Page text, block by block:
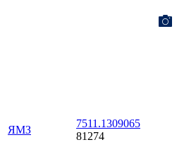
ЯМЗ
7511.1309065
81274